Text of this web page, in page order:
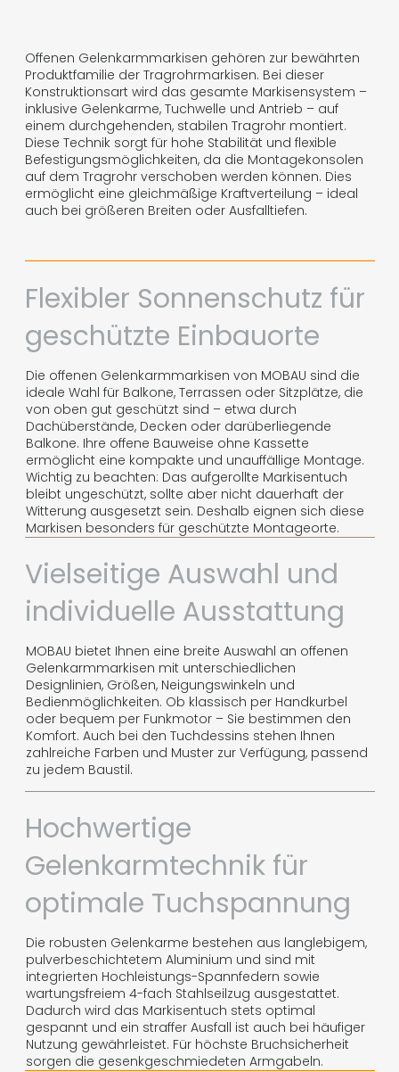
Offenen Gelenkarmmarkisen gehören zur bewährten
Produktfamilie der Tragrohrmarkisen. Bei dieser
Konstruktionsart wird das gesamte Markisensystem –
inklusive Gelenkarme, Tuchwelle und Antrieb – auf
einem durchgehenden, stabilen Tragrohr montiert.
Diese Technik sorgt für hohe Stabilität und flexible
Befestigungsmöglichkeiten, da die Montagekonsolen
auf dem Tragrohr verschoben werden können. Dies
ermöglicht eine gleichmäßige Kraftverteilung – ideal
auch bei größeren Breiten oder Ausfalltiefen.
Flexibler Sonnenschutz für
geschützte Einbauorte
Die offenen Gelenkarmmarkisen von MOBAU sind die
ideale Wahl für Balkone, Terrassen oder Sitzplätze, die
von oben gut geschützt sind – etwa durch
Dachüberstände, Decken oder darüberliegende
Balkone. Ihre offene Bauweise ohne Kassette
ermöglicht eine kompakte und unauffällige Montage.
Wichtig zu beachten: Das aufgerollte Markisentuch
bleibt ungeschützt, sollte aber nicht dauerhaft der
Witterung ausgesetzt sein. Deshalb eignen sich diese
Markisen besonders für geschützte Montageorte.
Vielseitige Auswahl und
individuelle Ausstattung
MOBAU bietet Ihnen eine breite Auswahl an offenen
Gelenkarmmarkisen mit unterschiedlichen
Designlinien, Größen, Neigungswinkeln und
Bedienmöglichkeiten. Ob klassisch per Handkurbel
oder bequem per Funkmotor – Sie bestimmen den
Komfort. Auch bei den Tuchdessins stehen Ihnen
zahlreiche Farben und Muster zur Verfügung, passend
zu jedem Baustil.
Hochwertige
Gelenkarmtechnik für
optimale Tuchspannung
Die robusten Gelenkarme bestehen aus langlebigem,
pulverbeschichtetem Aluminium und sind mit
integrierten Hochleistungs-Spannfedern sowie
wartungsfreiem 4-fach Stahlseilzug ausgestattet.
Dadurch wird das Markisentuch stets optimal
gespannt und ein straffer Ausfall ist auch bei häufiger
Nutzung gewährleistet. Für höchste Bruchsicherheit
sorgen die gesenkgeschmiedeten Armgabeln.